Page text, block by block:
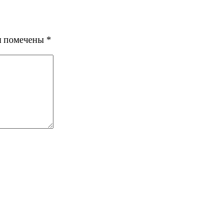
помечены *